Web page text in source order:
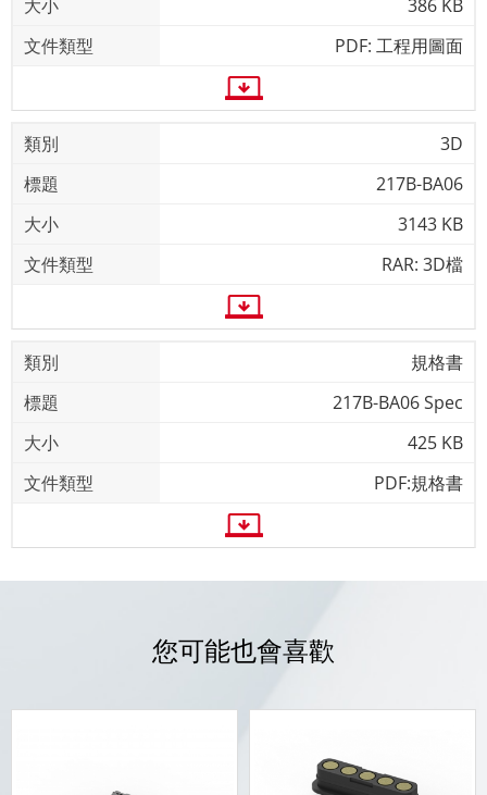
386 KB
PDF: 工程用圖面
3D
217B-BA06
3143 KB
RAR: 3D檔
規格書
217B-BA06 Spec
425 KB
PDF:規格書
您可能也會喜歡